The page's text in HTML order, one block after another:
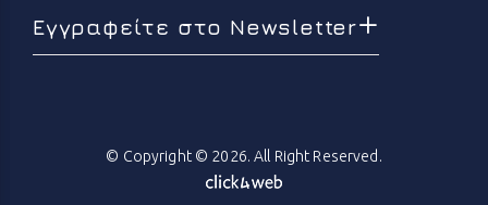
Εγγραφείτε στο Newsletter
© Copyright © 2026. All Right Reserved.